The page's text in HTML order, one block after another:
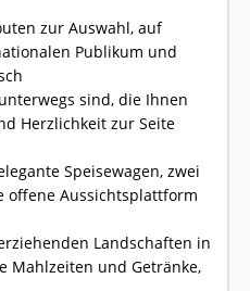
zur Auswahl, auf
Publikum und
sind, die Ihnen
Herzlichkeit zur Seite
Speisewagen, zwei
offene Aussichtsplattform
Landschaften in
Mahlzeiten und Getränke,